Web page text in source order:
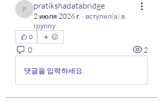
pratikshadatabridge
pratikshadatabridge
2 июля 2026 г. · вступил(а) в
группу.
0
0 2
댓글을 입력하세요.